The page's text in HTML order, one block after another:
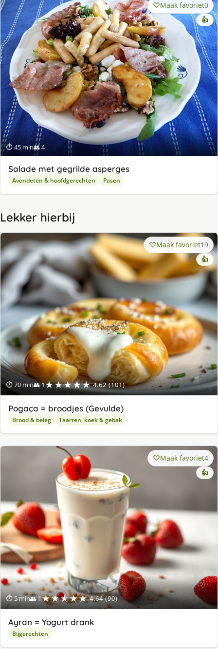
⏱ 45 min👥 4
Maak favoriet0
👍
Salade met gegrilde asperges
Avondeten & hoofdgerechten Pasen
Lekker hierbij
⏱ 70 min👥 1★★★★★ 4.62 (101)
Maak favoriet19
👍
Pogaça = broodjes (Gevulde)
Brood & beleg Taarten, koek & gebak
⏱ 5 min👥 1★★★★★ 4.64 (90)
Maak favoriet4
👍
Ayran = Yogurt drank
Bijgerechten